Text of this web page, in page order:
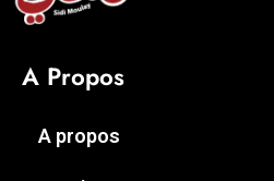
A Propos
A propos